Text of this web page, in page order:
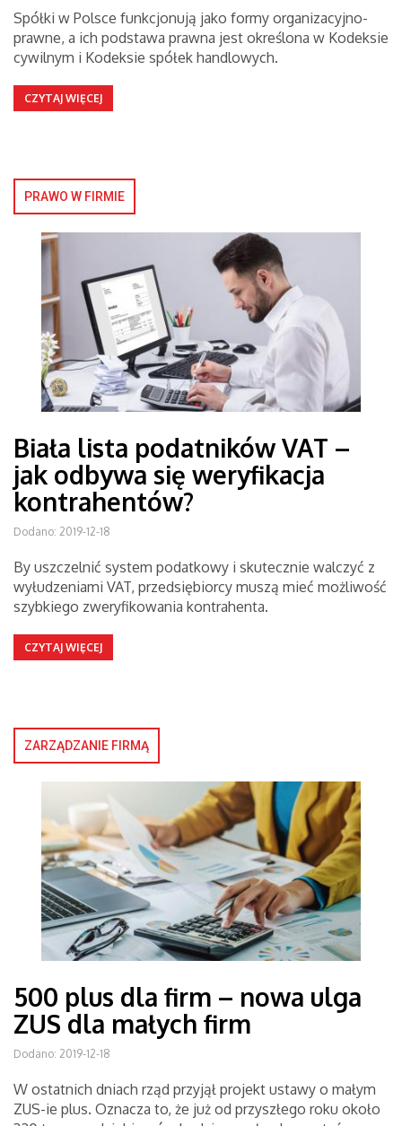
Spółki w Polsce funkcjonują jako formy organizacyjno-
prawne, a ich podstawa prawna jest określona w Kodeksie
cywilnym i Kodeksie spółek handlowych.
CZYTAJ WIĘCEJ
PRAWO W FIRMIE
Biała lista podatników VAT –
jak odbywa się weryfikacja
kontrahentów?
Dodano: 2019-12-18
By uszczelnić system podatkowy i skutecznie walczyć z
wyłudzeniami VAT, przedsiębiorcy muszą mieć możliwość
szybkiego zweryfikowania kontrahenta.
CZYTAJ WIĘCEJ
ZARZĄDZANIE FIRMĄ
500 plus dla firm – nowa ulga
ZUS dla małych firm
Dodano: 2019-12-18
W ostatnich dniach rząd przyjął projekt ustawy o małym
ZUS-ie plus. Oznacza to, że już od przyszłego roku około